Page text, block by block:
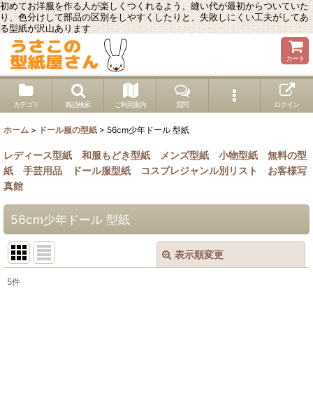
初めてお洋服を作る人が楽しくつくれるよう、縫い代が最初からついていた
り、色分けして部品の区別をしやすくしたりと、失敗しにくい工夫がしてあ
る型紙が沢山あります
カート
カテゴリ 商品検索 ご利用案内 質問 ログイン
ホーム > ドール服の型紙 > 56cm少年ドール 型紙
レディース型紙 和服もどき型紙 メンズ型紙 小物型紙
無料の型
紙
手芸用品 ドール服型紙 コスプレジャンル別リスト
お客様写
真館
56cm少年ドール 型紙
表示順変更
5件